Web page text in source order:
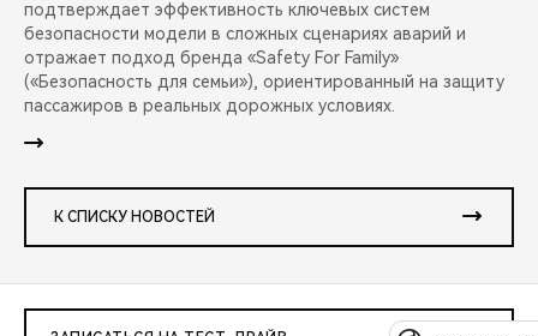
подтверждает эффективность ключевых систем
безопасности модели в сложных сценариях аварий и
отражает подход бренда «Safety For Family»
(«Безопасность для семьи»), ориентированный на защиту
пассажиров в реальных дорожных условиях.
К СПИСКУ НОВОСТЕЙ